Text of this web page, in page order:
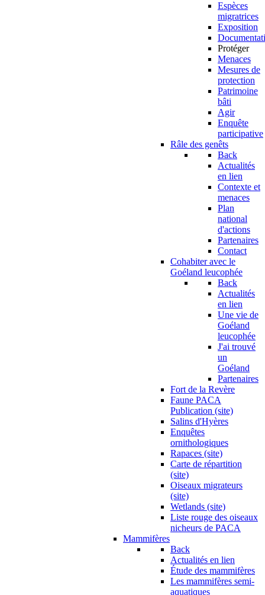
Espèces
migratrices
Exposition
Protéger
Menaces
Mesures de
protection
Patrimoine
bâti
Agir
Enquête
participative
Râle des genêts
Back
Actualités
en lien
Contexte et
menaces
Plan
national
d'actions
Partenaires
Contact
Cohabiter avec le
Goéland leucophée
Back
Actualités
en lien
Une vie de
Goéland
leucophée
J'ai trouvé
un
Goéland
Partenaires
Fort de la Revère
Faune PACA
Publication (site)
Salins d'Hyères
Enquêtes
ornithologiques
Rapaces (site)
Carte de répartition
(site)
Oiseaux migrateurs
(site)
Wetlands (site)
Liste rouge des oiseaux
nicheurs de PACA
Mammifères
Back
Actualités en lien
Étude des mammifères
Les mammifères semi-
aquatiques